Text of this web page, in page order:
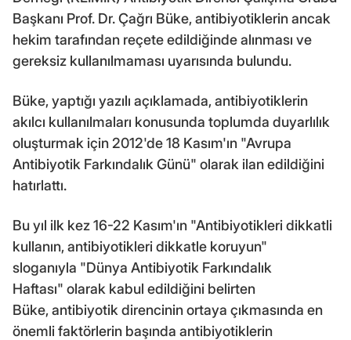
Başkanı Prof. Dr. Çağrı Büke, antibiyotiklerin ancak
hekim tarafından reçete edildiğinde alınması ve
gereksiz kullanılmaması uyarısında bulundu.
Büke, yaptığı yazılı açıklamada, antibiyotiklerin
akılcı kullanılmaları konusunda toplumda duyarlılık
oluşturmak için 2012'de 18 Kasım'ın "Avrupa
Antibiyotik Farkındalık Günü" olarak ilan edildiğini
hatırlattı.
Bu yıl ilk kez 16-22 Kasım'ın "Antibiyotikleri dikkatli
kullanın, antibiyotikleri dikkatle koruyun"
sloganıyla "Dünya Antibiyotik Farkındalık
Haftası" olarak kabul edildiğini belirten
Büke, antibiyotik direncinin ortaya çıkmasında en
önemli faktörlerin başında antibiyotiklerin